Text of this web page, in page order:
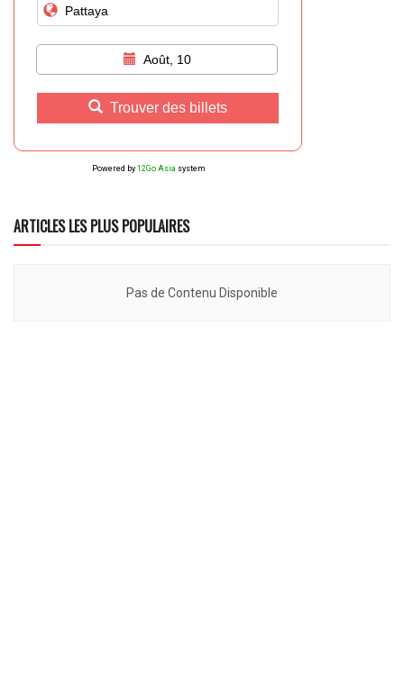
Août, 10
Trouver des billets
Powered by 12Go Asia system
ARTICLES LES PLUS POPULAIRES
Pas de Contenu Disponible